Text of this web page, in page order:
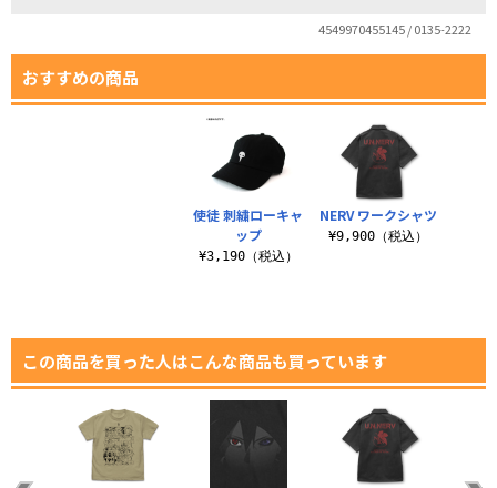
4549970455145 / 0135-2222
おすすめの商品
使徒 刺繍ローキャ
ップ
¥3,190（税込）
NERV ワークシャツ
¥9,900（税込）
この商品を買った人はこんな商品も買っています